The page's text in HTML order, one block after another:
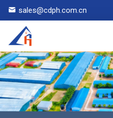
sales@cdph.com.cn